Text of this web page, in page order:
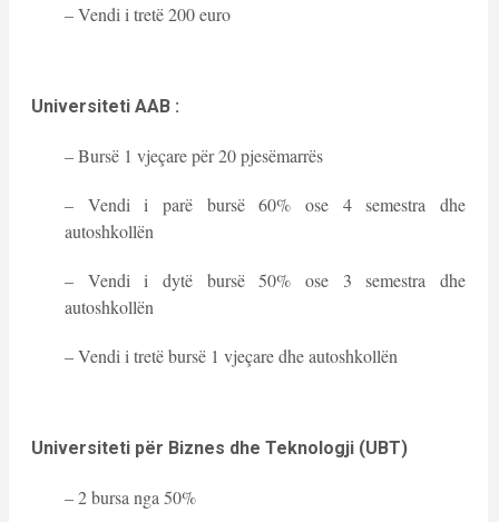
– Vendi i tretë 200 euro
Universiteti AAB :
– Bursë 1 vjeçare për 20 pjesëmarrës
– Vendi i parë bursë 60% ose 4 semestra dhe
autoshkollën
– Vendi i dytë bursë 50% ose 3 semestra dhe
autoshkollën
– Vendi i tretë bursë 1 vjeçare dhe autoshkollën
Universiteti për Biznes dhe Teknologji (UBT)
– 2 bursa nga 50%